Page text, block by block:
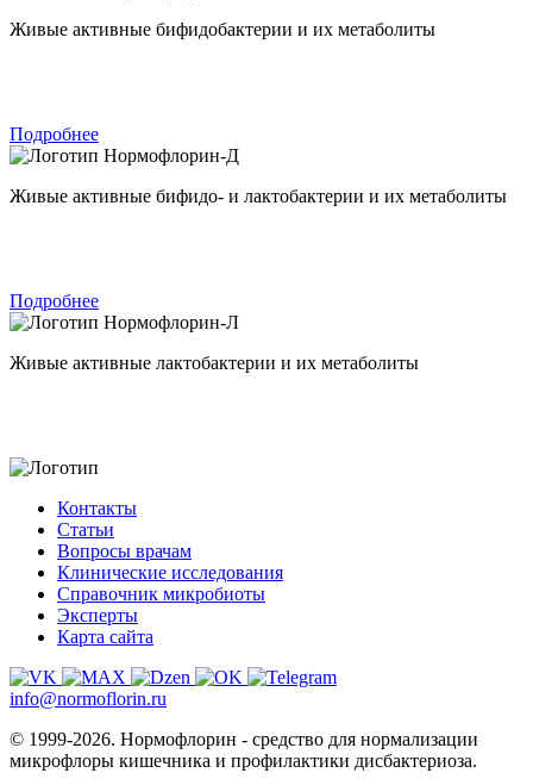
Живые активные бифидобактерии и их метаболиты
Подробнее
Нормофлорин-Д
Живые активные бифидо- и лактобактерии и их метаболиты
Подробнее
Нормофлорин-Л
Живые активные лактобактерии и их метаболиты
Контакты
Статьи
Вопросы врачам
Клинические исследования
Справочник микробиоты
Эксперты
Карта сайта
info@normoflorin.ru
© 1999-2026. Нормофлорин - средство для нормализации
микрофлоры кишечника и профилактики дисбактериоза.